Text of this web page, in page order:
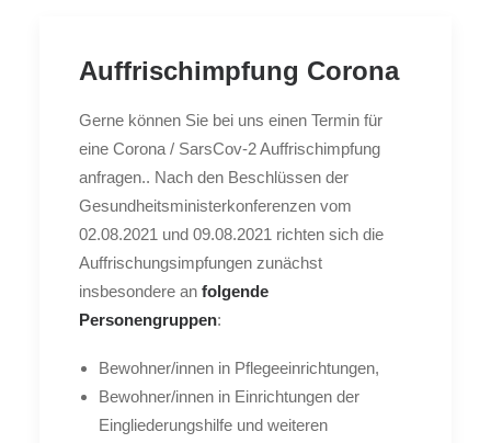
Auffrischimpfung Corona
Gerne können Sie bei uns einen Termin für
eine Corona / SarsCov-2 Auffrischimpfung
anfragen.. Nach den Beschlüssen der
Gesundheitsministerkonferenzen vom
02.08.2021 und 09.08.2021 richten sich die
Auffrischungsimpfungen zunächst
insbesondere an folgende
Personengruppen:
Bewohner/innen in Pflegeeinrichtungen,
Bewohner/innen in Einrichtungen der
Eingliederungshilfe und weiteren